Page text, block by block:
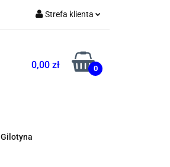
Strefa klienta
Zarejestruj się
0,00 zł 0
Gilotyna